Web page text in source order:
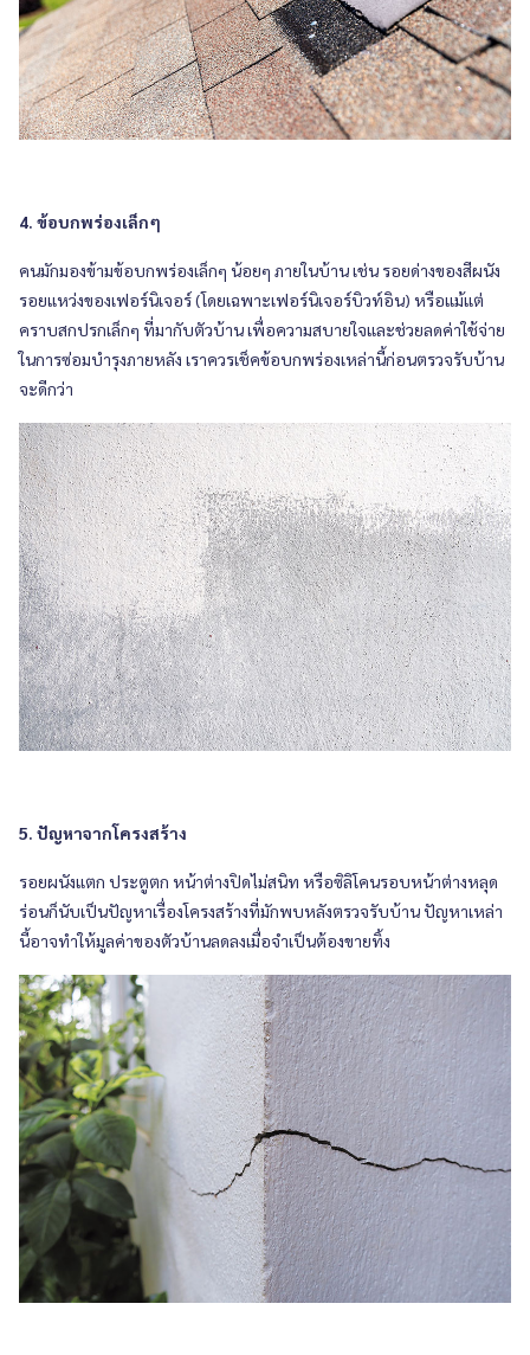
4. ข้อบกพร่องเล็กๆ
คนมักมองข้ามข้อบกพร่องเล็กๆ น้อยๆ ภายในบ้าน เช่น รอยด่างของสีผนัง
รอยแหว่งของเฟอร์นิเจอร์ (โดยเฉพาะเฟอร์นิเจอร์บิวท์อิน) หรือแม้แต่
คราบสกปรกเล็กๆ ที่มากับตัวบ้าน เพื่อความสบายใจและช่วยลดค่าใช้จ่าย
ในการซ่อมบำรุงภายหลัง เราควรเช็คข้อบกพร่องเหล่านี้ก่อนตรวจรับบ้าน
จะดีกว่า
5. ปัญหาจากโครงสร้าง
รอยผนังแตก ประตูตก หน้าต่างปิดไม่สนิท หรือซิลิโคนรอบหน้าต่างหลุด
ร่อนก็นับเป็นปัญหาเรื่องโครงสร้างที่มักพบหลังตรวจรับบ้าน ปัญหาเหล่า
นี้อาจทำให้มูลค่าของตัวบ้านลดลงเมื่อจำเป็นต้องขายทิ้ง